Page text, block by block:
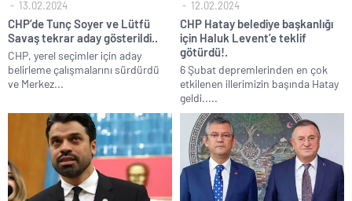
13.02.2024
CHP’de Tunç Soyer ve Lütfü
Savaş tekrar aday gösterildi..
CHP, yerel seçimler için aday
belirleme çalışmalarını sürdürdü
ve Merkez...
12.02.2024
CHP Hatay belediye başkanlığı
için Haluk Levent’e teklif
götürdü!.
6 Şubat depremlerinden en çok
etkilenen illerimizin başında Hatay
geldi.....